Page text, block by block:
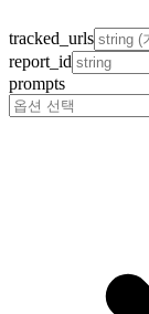
tracked_urls
report_id
prompts